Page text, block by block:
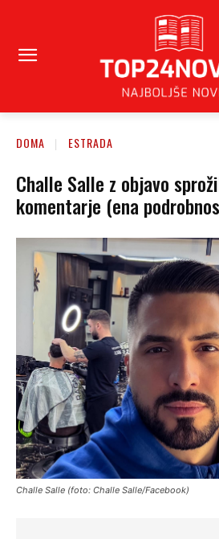
DOMA ESTRADA
Challe Salle z objavo
komentarje (ena
Challe Salle (foto: Challe Salle/Facebook)